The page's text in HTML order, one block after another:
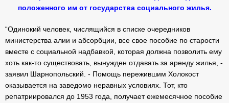
положенного им от государства социального жилья.
“Одинокий человек, числящийся в списке очередников
министерства алии и абсорбции, все свое пособие по старости
вместе с социальной надбавкой, которая должна позволить ему
хоть как-то существовать, вынужден отдавать за аренду жилья, -
заявил Шарнопольский. - Помощь пережившим Холокост
оказывается на заведомо неравных условиях. Тот, кто
репатриировался до 1953 года, получает ежемесячное пособие